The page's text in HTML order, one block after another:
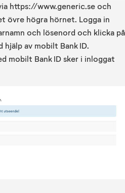
https://www.generic.se och
övre högra hörnet. Logga in
och lösenord och klicka på
hjälp av mobilt Bank ID.
mobilt Bank ID sker i inloggat